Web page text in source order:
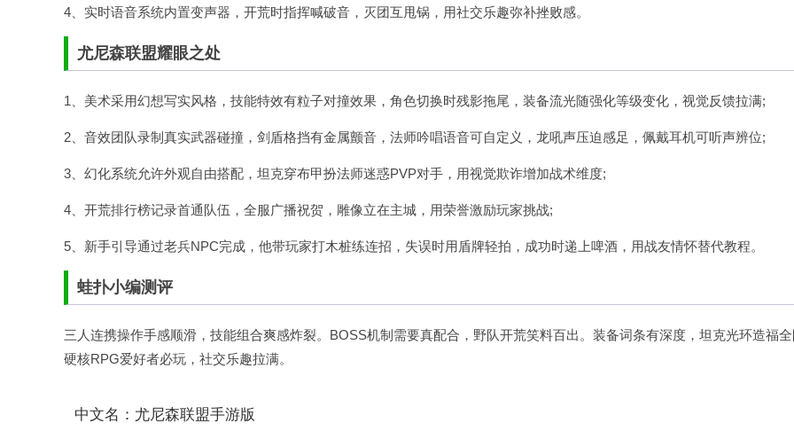
4、实时语音系统内置变声器，开荒时指挥喊破音，灭团互甩锅，用社交乐趣弥补挫败感。
尤尼森联盟耀眼之处
1、美术采用幻想写实风格，技能特效有粒子对撞效果，角色切换时残影拖尾，装备流光随强化等级变化，视觉反馈拉满;
2、音效团队录制真实武器碰撞，剑盾格挡有金属颤音，法师吟唱语音可自定义，龙吼声压迫感足，佩戴耳机可听声辨位;
3、幻化系统允许外观自由搭配，坦克穿布甲扮法师迷惑PVP对手，用视觉欺诈增加战术维度;
4、开荒排行榜记录首通队伍，全服广播祝贺，雕像立在主城，用荣誉激励玩家挑战;
5、新手引导通过老兵NPC完成，他带玩家打木桩练连招，失误时用盾牌轻拍，成功时递上啤酒，用战友情怀替代教程。
蛙扑小编测评
三人连携操作手感顺滑，技能组合爽感炸裂。BOSS机制需要真配合，野队开荒笑料百出。装备词条有深度，坦克光环造福
硬核RPG爱好者必玩，社交乐趣拉满。
中文名：尤尼森联盟手游版